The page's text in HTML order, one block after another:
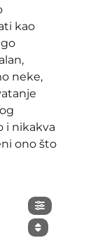
kao
neke,
i nikakva
ono što